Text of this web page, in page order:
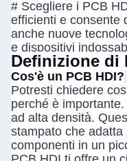
# Scegliere i PCB
efficienti e consente
anche nuove
e dispositivi
Definizione di
Cos'è un PCB HDI?
Potresti chiedere
perché è
ad alta densità.
stampato che
componenti in un